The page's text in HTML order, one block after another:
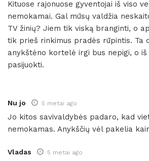
Kituose rajonuose gyventojai iš viso
nemokamai. Gal mūsų valdžia
TV žinių? Jiem tik viską branginti, o
tik prieš rinkimus pradės rūpintis. Ta
anykštėno kortelė irgi bus nepigi, o
pasijuokti.
Nu jo 5 metai ago
Jo kitos savivaldybės padaro, kad
nemokamas. Anykščių vėl pakelia
Vladas 5 metai ago